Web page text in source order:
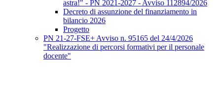
astra!" - PN 2021-2027 - Avviso 112894/2026
Decreto di assunzione del finanziamento in
bilancio 2026
Progetto
PN 21-27-FSE+ Avviso n. 95165 del 24/4/2026
"Realizzazione di percorsi formativi per il personale
docente"